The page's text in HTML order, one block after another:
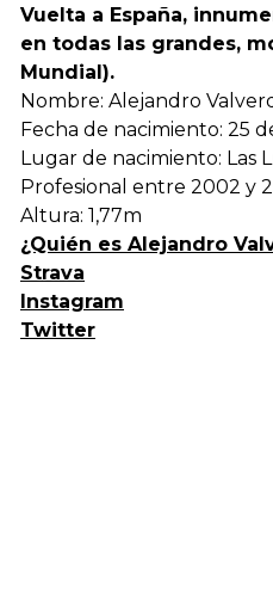
Vuelta a España,
en todas las grandes,
Mundial).
Nombre: Alejandro
Fecha de nacimiento: 25
Lugar de nacimiento: Las
Profesional entre 2002 y
Altura: 1,77m
¿Quién es Alejandro
Strava
Instagram
Twitter